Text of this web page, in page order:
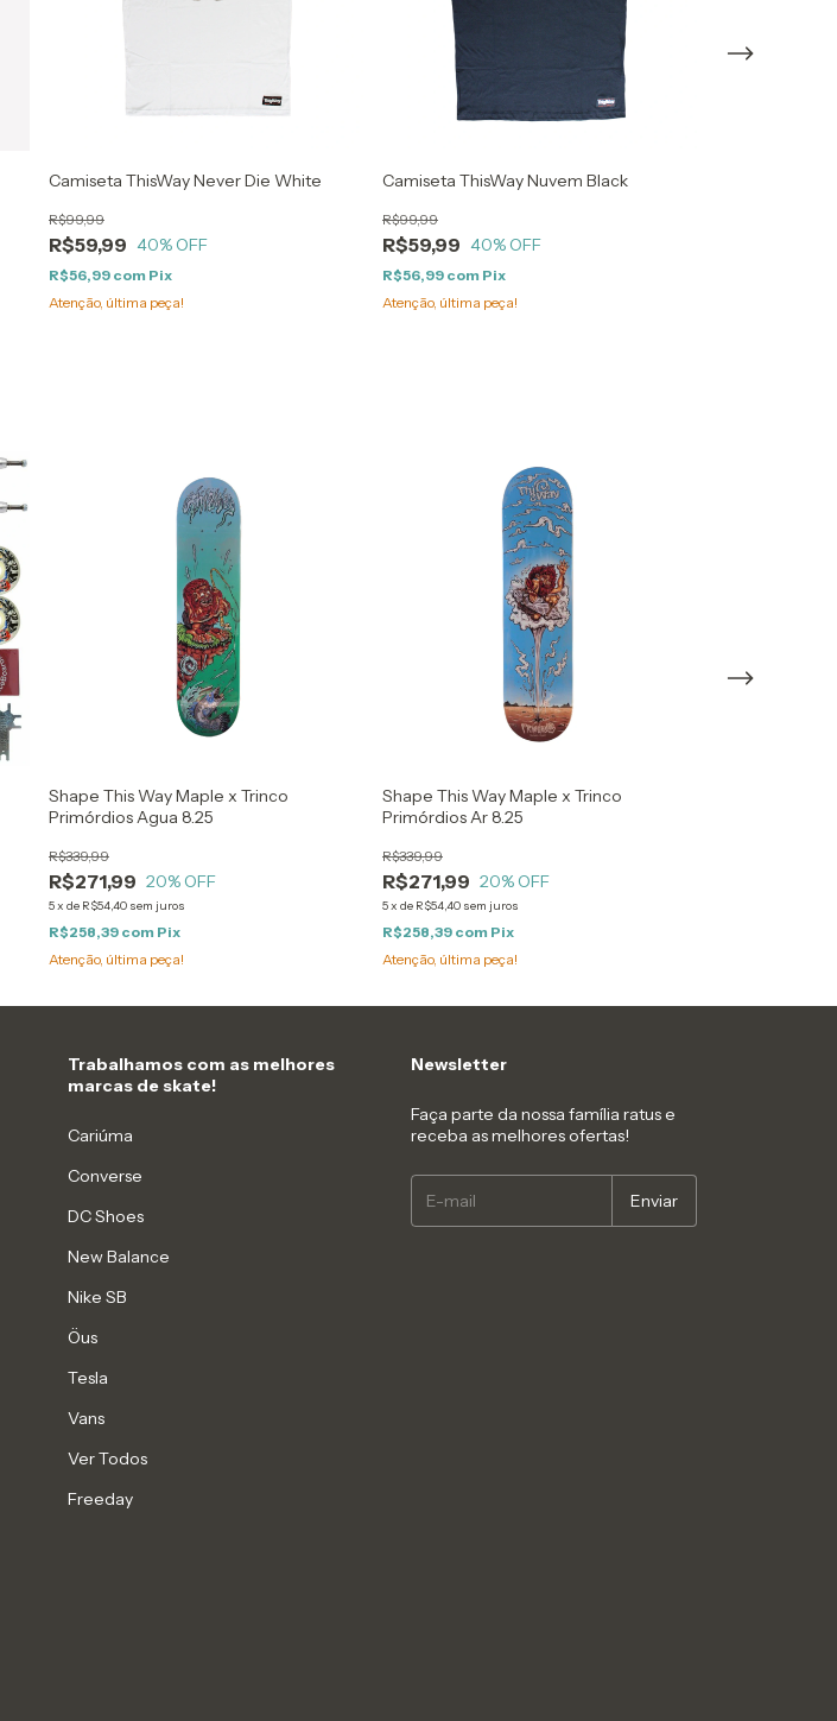
Camiseta ThisWay Never Die White
R$59,99
R$99,99
40% OFF
R$56,99 com Pix
Atenção, última peça!
Camiseta ThisWay Nuvem Black
R$59,99
R$99,99
40% OFF
R$56,99 com Pix
Atenção, última peça!
Shape This Way Maple x Trinco
Primórdios Agua 8.25
R$271,99
R$339,99
20% OFF
5x de R$54,40 sem juros
R$258,39 com Pix
Atenção, última peça!
Shape This Way Maple x Trinco
Primórdios Ar 8.25
R$271,99
R$339,99
20% OFF
5x de R$54,40 sem juros
R$258,39 com Pix
Atenção, última peça!
Trabalhamos com as melhores
marcas de skate!
Cariúma
Converse
DC Shoes
New Balance
Nike SB
Öus
Tesla
Vans
Ver Todos
Freeday
Newsletter
Faça parte da nossa família ratus e
receba as melhores ofertas!